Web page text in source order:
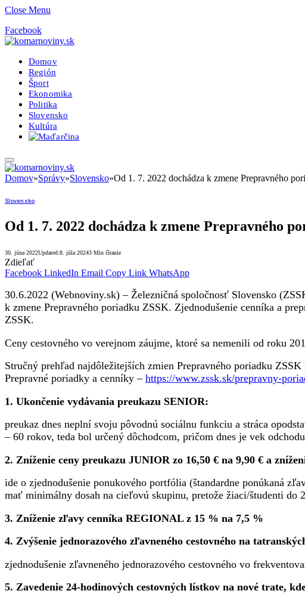
Close Menu
Facebook
Domov
Región
Šport
Ekonomika
Politika
Slovensko
Kultúra
Domov»Správy»Slovensko»Od 1. 7. 2022 dochádza k zmene Prepravného
Slovensko
Od 1. 7. 2022 dochádza k zmene Prepravného
30. júna 2022Updated:8. júla 20243 Min čítanie
Zdieľať
Facebook LinkedIn Email Copy Link WhatsApp
30.6.2022 (Webnoviny.sk) – Železničná spoločnosť Slovensko
k zmene Prepravného poriadku ZSSK. Zjednodušenie cenníka a
ZSSK.
Ceny cestovného vo verejnom záujme, ktoré sa nemenili od roku
Stručný prehľad najdôležitejších zmien Prepravného poriadku
Prepravné poriadky a cenníky – https://www.zssk.sk/prepravny-
1. Ukončenie vydávania preukazu SENIOR:
preukaz dnes neplní svoju pôvodnú sociálnu funkciu a stráca
– 60 rokov, teda bol určený dôchodcom, pričom dnes je vek
2. Zníženie ceny preukazu JUNIOR zo 16,50 € na 9,90 € a
ide o zjednodušenie ponukového portfólia (štandardne ponúkaná
mať minimálny dosah na cieľovú skupinu, pretože žiaci/študenti do
3. Zníženie zľavy cenníka REGIONAL z 15 % na 7,5 %
4. Zvýšenie jednorazového zľavneného cestovného na
zjednodušenie zľavneného jednorazového cestovného vo
5. Zavedenie 24-hodinových cestovných lístkov na nové trate,